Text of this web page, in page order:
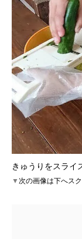
きゅうりをスライ
▼次の画像は下へス